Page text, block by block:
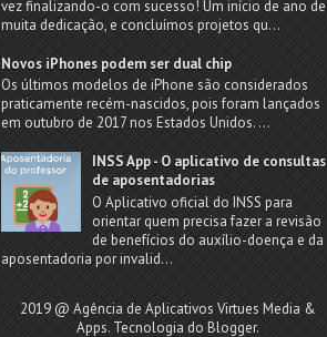
vez finalizando-o com sucesso! Um início de ano de
muita dedicação, e concluímos projetos qu...
Novos iPhones podem ser dual chip
Os últimos modelos de iPhone são considerados
praticamente recém-nascidos, pois foram lançados
em outubro de 2017 nos Estados Unidos. ...
INSS App - O aplicativo de consultas
de aposentadorias
O Aplicativo oficial do INSS para
orientar quem precisa fazer a revisão
de benefícios do auxílio-doença e da
aposentadoria por invalid...
2019 @ Agência de Aplicativos Virtues Media &
Apps. Tecnologia do Blogger.